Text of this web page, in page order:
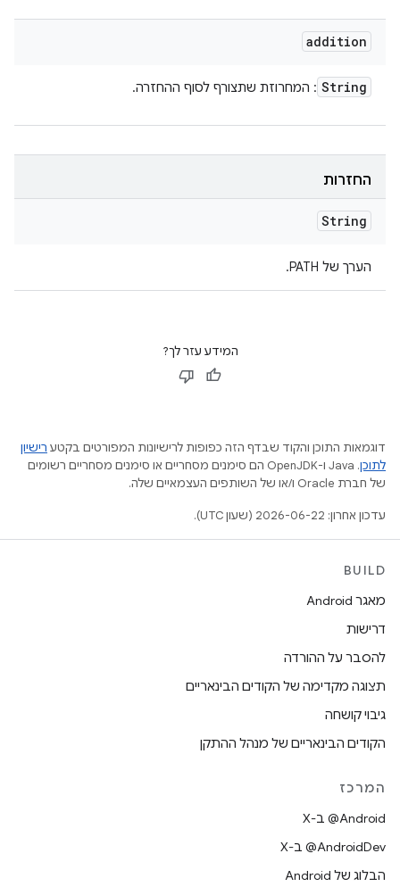
addition
String : המחרוזת שתצורף לסוף ההחזרה.
החזרות
String
הערך של PATH.
המידע עזר לך?
דוגמאות התוכן והקוד שבדף הזה כפופות לרישיונות המפורטים בקטע רישיון
לתוכן
.‏ Java ו-OpenJDK הם סימנים מסחריים או סימנים מסחריים רשומים
של חברת Oracle ו/או של השותפים העצמאיים שלה.
עדכון אחרון: 2026-06-22 (שעון UTC).
BUILD
מאגר Android
דרישות
להסבר על ההורדה
תצוגה מקדימה של הקודים הבינאריים
גיבוי קושחה
הקודים הבינאריים של מנהל ההתקן
המרכז
‫‎@Android ב-X
‫‎@AndroidDev ב-X
הבלוג של Android